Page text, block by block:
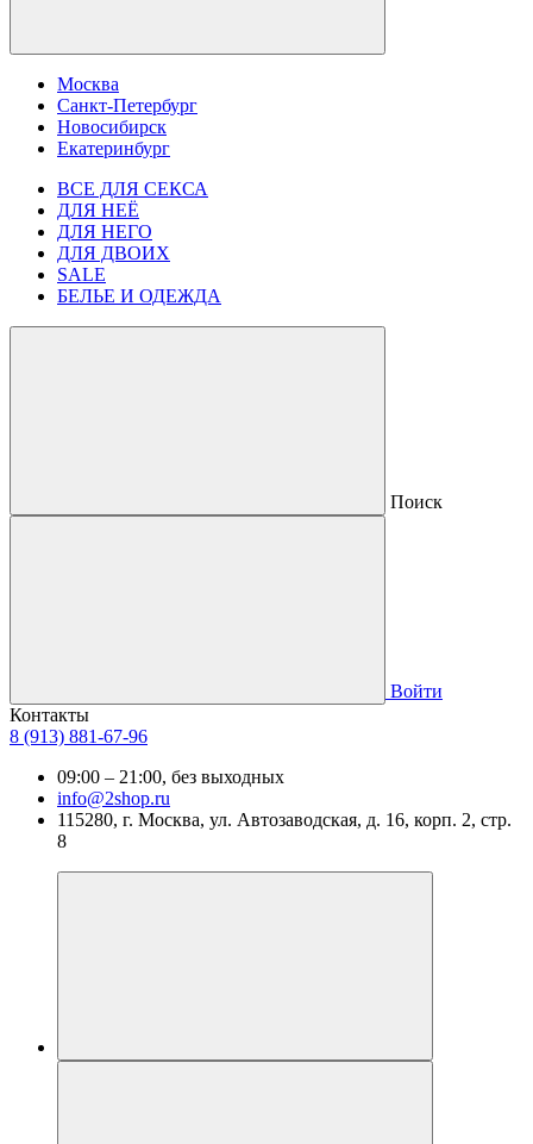
Москва
Санкт-Петербург
Новосибирск
Екатеринбург
ВСЕ ДЛЯ СЕКСА
ДЛЯ НЕЁ
ДЛЯ НЕГО
ДЛЯ ДВОИХ
SALE
БЕЛЬЕ И ОДЕЖДА
Поиск
Войти
Контакты
8 (913) 881-67-96
09:00 – 21:00, без выходных
info@2shop.ru
115280, г. Москва, ул. Автозаводская, д. 16, корп. 2, стр.
8